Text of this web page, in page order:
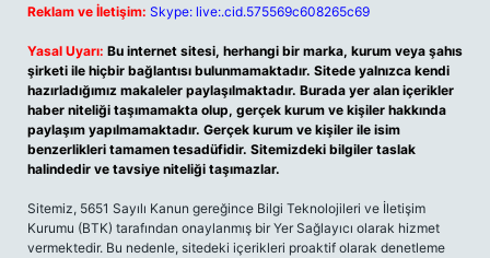
Reklam ve İletişim: Skype: live:.cid.575569c608265c69
Yasal Uyarı: Bu internet sitesi, herhangi bir marka, kurum veya şahıs
şirketi ile hiçbir bağlantısı bulunmamaktadır. Sitede yalnızca kendi
hazırladığımız makaleler paylaşılmaktadır. Burada yer alan içerikler
haber niteliği taşımamakta olup, gerçek kurum ve kişiler hakkında
paylaşım yapılmamaktadır. Gerçek kurum ve kişiler ile isim
benzerlikleri tamamen tesadüfidir. Sitemizdeki bilgiler taslak
halindedir ve tavsiye niteliği taşımazlar.
Sitemiz, 5651 Sayılı Kanun gereğince Bilgi Teknolojileri ve İletişim
Kurumu (BTK) tarafından onaylanmış bir Yer Sağlayıcı olarak hizmet
vermektedir. Bu nedenle, sitedeki içerikleri proaktif olarak denetleme